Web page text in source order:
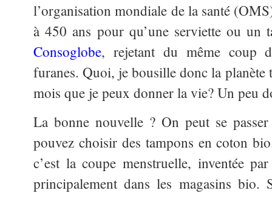
l’organisation mondiale de la santé
à 450 ans pour qu’une serviette ou un
Consoglobe, rejetant du même coup
furanes. Quoi, je bousille donc la planète
mois que je peux donner la vie? Un peu
La bonne nouvelle ? On peut se
pouvez choisir des tampons en coton
c’est la coupe menstruelle, inventée
principalement dans les magasins